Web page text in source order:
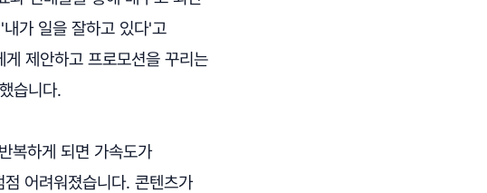
가 일을 잘하고 있다'고
제안하고 프로모션을 꾸리는
습니다.
복하게 되면 가속도가
어려워졌습니다. 콘텐츠가